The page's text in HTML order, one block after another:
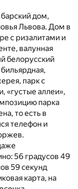
дом,
Львова. Дом в
с ризалитами и
валунная
белорусский
парк с
«густые аллеи»,
парка
то есть в
телефон и
56 градусов 49
59 секунд
карта, на